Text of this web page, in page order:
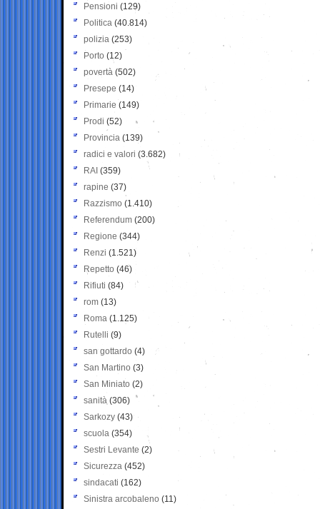
Pensioni (129)
Politica (40.814)
polizia (253)
Porto (12)
povertà (502)
Presepe (14)
Primarie (149)
Prodi (52)
Provincia (139)
radici e valori (3.682)
RAI (359)
rapine (37)
Razzismo (1.410)
Referendum (200)
Regione (344)
Renzi (1.521)
Repetto (46)
Rifiuti (84)
rom (13)
Roma (1.125)
Rutelli (9)
san gottardo (4)
San Martino (3)
San Miniato (2)
sanità (306)
Sarkozy (43)
scuola (354)
Sestri Levante (2)
Sicurezza (452)
sindacati (162)
Sinistra arcobaleno (11)